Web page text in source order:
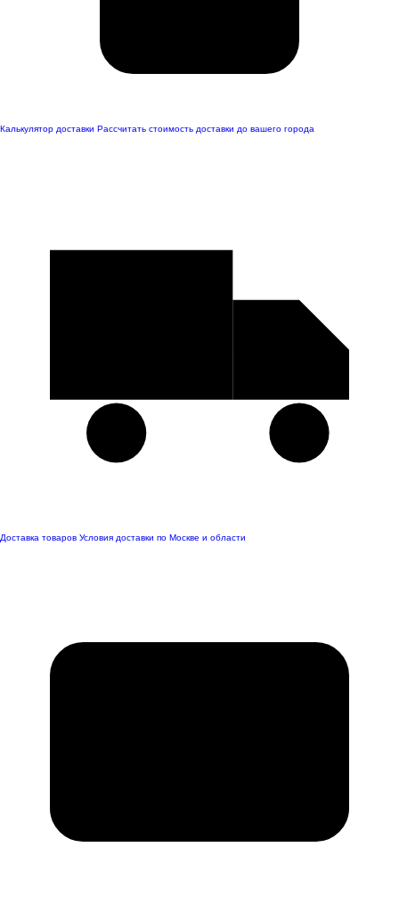
Калькулятор доставки Рассчитать стоимость доставки до вашего города
Доставка товаров Условия доставки по Москве и области